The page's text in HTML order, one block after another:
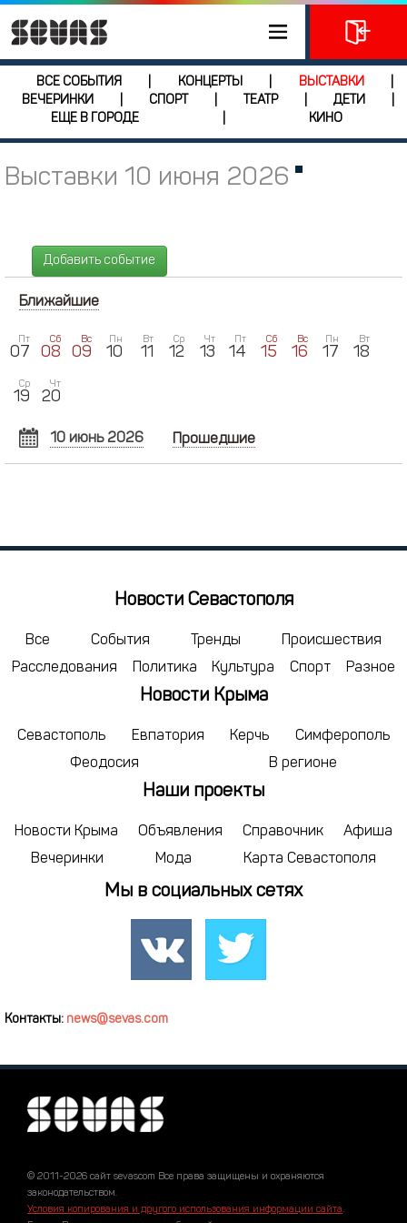
ВСЕ СОБЫТИЯ КОНЦЕРТЫ ВЫСТАВКИ
ВЕЧЕРИНКИ
СПОРТ ТЕАТР ДЕТИ
ЕЩЕ В ГОРОДЕ
КИНО
Выставки 10 июня 2026
Добавить событие
Ближайшие
Пт
07
Сб
08
Вс
09
Пн
10
Вт
11
Ср
12
Чт
13
Пт
14
Сб
15
Вс
16
Пн
17
Вт
18
Ср
19
Чт
20
10 июнь 2026
ИЮНЬ 2026
8 9 10 11 12 13 14
24 25 26
29 30 1 2 4 5
6 7 8 10 11 12
Прошедшие
Новости Севастополя
Все События Тренды
Происшествия
Расследования
Политика Культура Спорт Разное
Новости Крыма
Севастополь Евпатория Керчь
Симферополь
Феодосия
В регионе
Наши проекты
Новости Крыма Объявления Справочник
Афиша
Вечеринки
Мода Карта Севастополя
Мы в социальных сетях
Контакты: news@sevas.com
© 2011-2026 сайт sevascom Все права защищены и охраняются
законодательством.
Условия копирования и другого использования информации сайта.